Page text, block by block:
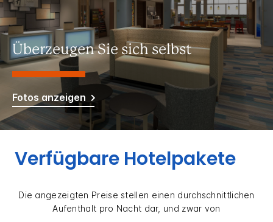
Überzeugen Sie sich selbst
Fotos anzeigen
Verfügbare Hotelpakete
Die angezeigten Preise stellen einen durchschnittlichen
Aufenthalt pro Nacht dar, und zwar von